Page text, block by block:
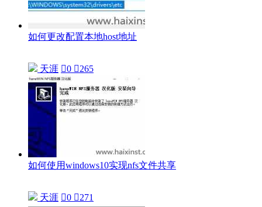
如何更改配置本地host地址
天涯 0 265
如何使用windows10实现nfs文件共享
天涯 0 271